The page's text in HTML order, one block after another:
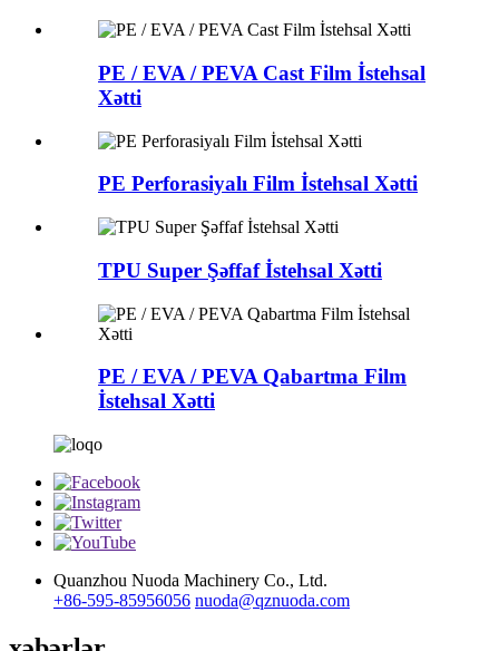
PE / EVA / PEVA Cast Film İstehsal
Xətti
PE Perforasiyalı Film İstehsal Xətti
TPU Super Şəffaf İstehsal Xətti
PE / EVA / PEVA Qabartma Film
İstehsal Xətti
Quanzhou Nuoda Machinery Co., Ltd.
+86-595-85956056 nuoda@qznuoda.com